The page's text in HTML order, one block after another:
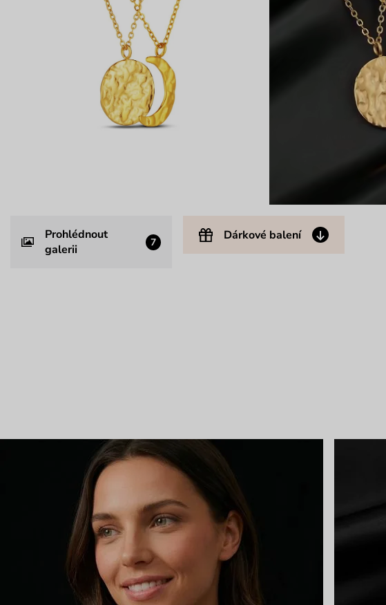
Prohlédnout
galerii
7 Dárkové balení